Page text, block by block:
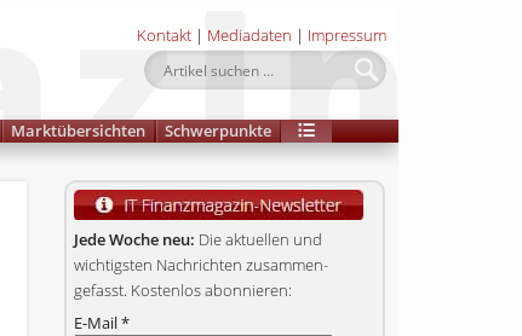
Kontakt | Mediadaten | Impressum
Marktübersichten Schwerpunkte
Jede Woche neu: Die aktuellen und
wichtigsten Nachrichten zusammen­
gefasst. Kostenlos abonnieren:
E-Mail*